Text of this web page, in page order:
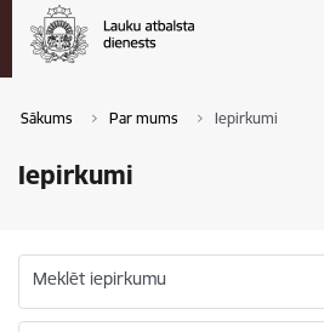
Sākums Par mums Iepirkumi
Iepirkumi
Meklēt iepirkumu